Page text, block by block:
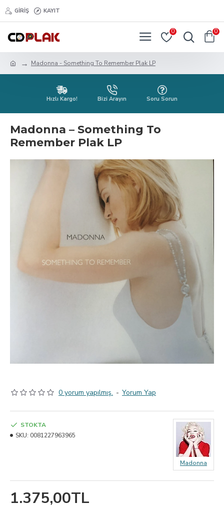
GIRIŞ KAYIT
0 0
Madonna - Something To Remember Plak LP
Hızlı Kargo! Bizi Arayın Soru Sorun
Madonna ‎– Something To
Remember Plak LP
0 yorum yapılmış. - Yorum Yap
1.375,00TL
STOKTA
SKU: 0081227963965
Madonna